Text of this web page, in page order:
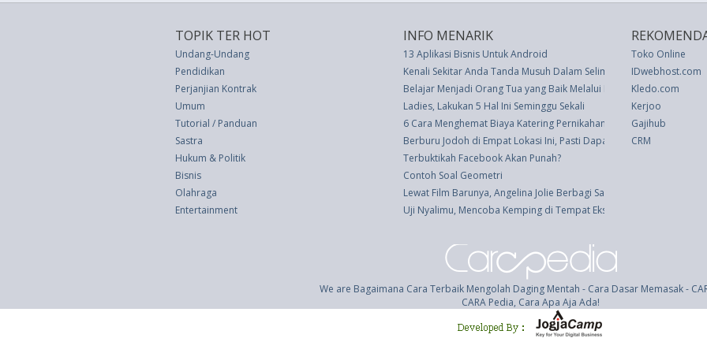
TOPIK TER HOT
Undang-Undang
Pendidikan
Perjanjian Kontrak
Umum
Tutorial / Panduan
Sastra
Hukum & Politik
Bisnis
Olahraga
Entertainment
INFO MENARIK
13 Aplikasi Bisnis Untuk Android
Kenali Sekitar Anda Tanda Musuh Dalam Selimut
Belajar Menjadi Orang Tua yang Baik Melalui Burung Laut
Ladies, Lakukan 5 Hal Ini Seminggu Sekali
6 Cara Menghemat Biaya Katering Pernikahan
Berburu Jodoh di Empat Lokasi Ini, Pasti Dapat
Terbuktikah Facebook Akan Punah?
Contoh Soal Geometri
Lewat Film Barunya, Angelina Jolie Berbagi Saran untuk Remaja Putri
Uji Nyalimu, Mencoba Kemping di Tempat Ekstrim Ini
Toko Online
IDwebhost.com
Kledo.com
Kerjoo
Gajihub
CRM
We are Bagaimana Cara Terbaik Mengolah Daging Mentah - Cara Dasar Memasak -
CARA Pedia, Cara Apa Aja Ada!